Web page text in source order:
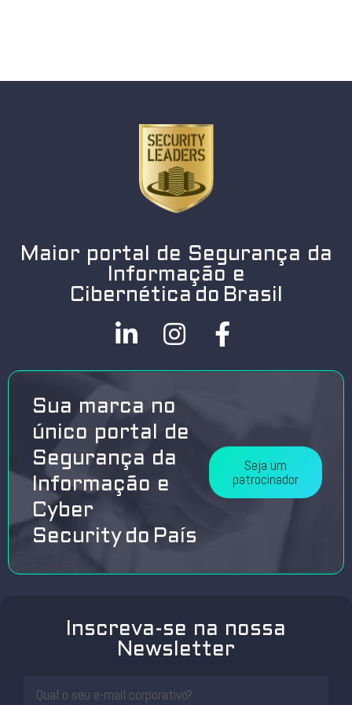
Maior portal de Segurança da
Informação e
Cibernética do Brasil
Sua marca no
único portal de
Segurança da
Informação e
Cyber
Security do País
Seja um
patrocinador
Inscreva-se na nossa
Newsletter